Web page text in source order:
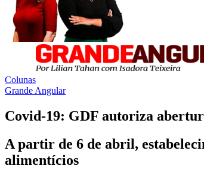
Colunas
Grande Angular
Covid-19: GDF autoriza
A partir de 6 de abril,
alimentícios